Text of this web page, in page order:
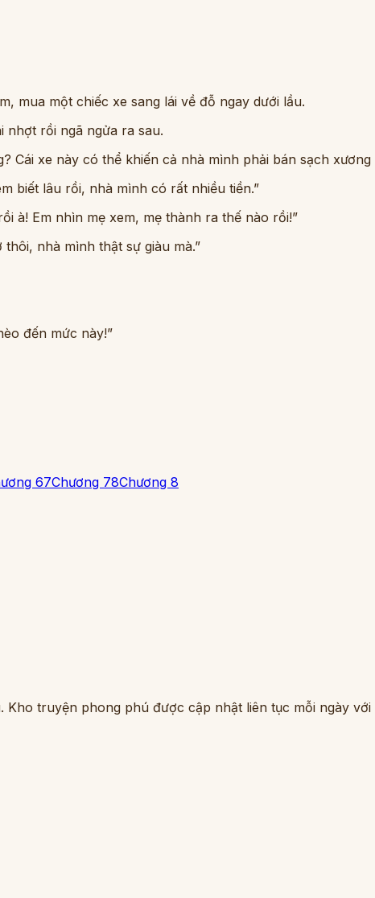
mua một chiếc xe sang lái về đỗ ngay dưới lầu.
nhợt rồi ngã ngửa ra sau.
Cái xe này có thể khiến cả nhà mình phải bán sạch xương
biết lâu rồi, nhà mình có rất nhiều tiền.”
à! Em nhìn mẹ xem, mẹ thành ra thế nào rồi!”
nhà mình thật sự giàu mà.”
đến mức này!”
67Chương 78Chương 8
truyện phong phú được cập nhật liên tục mỗi ngày với